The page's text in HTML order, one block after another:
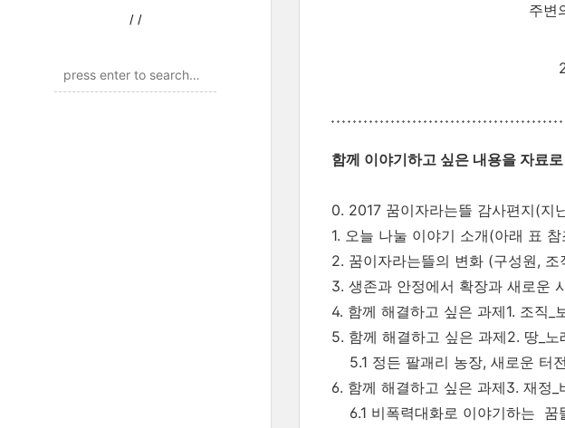
/ /
주변
함께 이야기하고 싶은 내용을 자료
0. 2017 꿈이자라는뜰 감사편지(지
1. 오늘 나눌 이야기 소개(아래 표 참
2. 꿈이자라는뜰의 변화 (구성원, 조
3. 생존과 안정에서 확장과 새로운
4. 함께 해결하고 싶은 과제1. 조직_
5. 함께 해결하고 싶은 과제2. 땅_노
5.1 정든 팔괘리 농장, 새로운 터
6. 함께 해결하고 싶은 과제3. 재정_
6.1 비폭력대화로 이야기하는 꿈